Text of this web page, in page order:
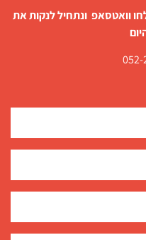
וואטסאפ ונתחיל לנקות את